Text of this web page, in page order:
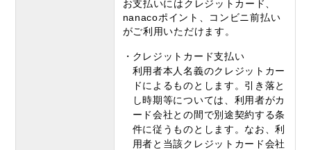
お支払いにはクレジットカード、
nanacoポイント、コンビニ前払い
がご利用いただけます。
クレジットカード支払い
利用者本人名義のクレジットカー
ドによるものとします。引き落と
し時期等については、利用者がカ
ード会社との間で別途契約する条
件に従うものとします。なお、利
用者と当該クレジットカード会社